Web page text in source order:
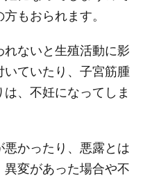
もおられます。
ないと生殖活動に影
ていたり、子宮筋腫
、不妊になってしま
悪かったり、悪露とは
変があった場合や不